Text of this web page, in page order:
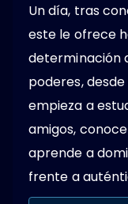
Un día, tras
este le ofrece
determinación
poderes,
empieza a
amigos,
aprende a
frente a